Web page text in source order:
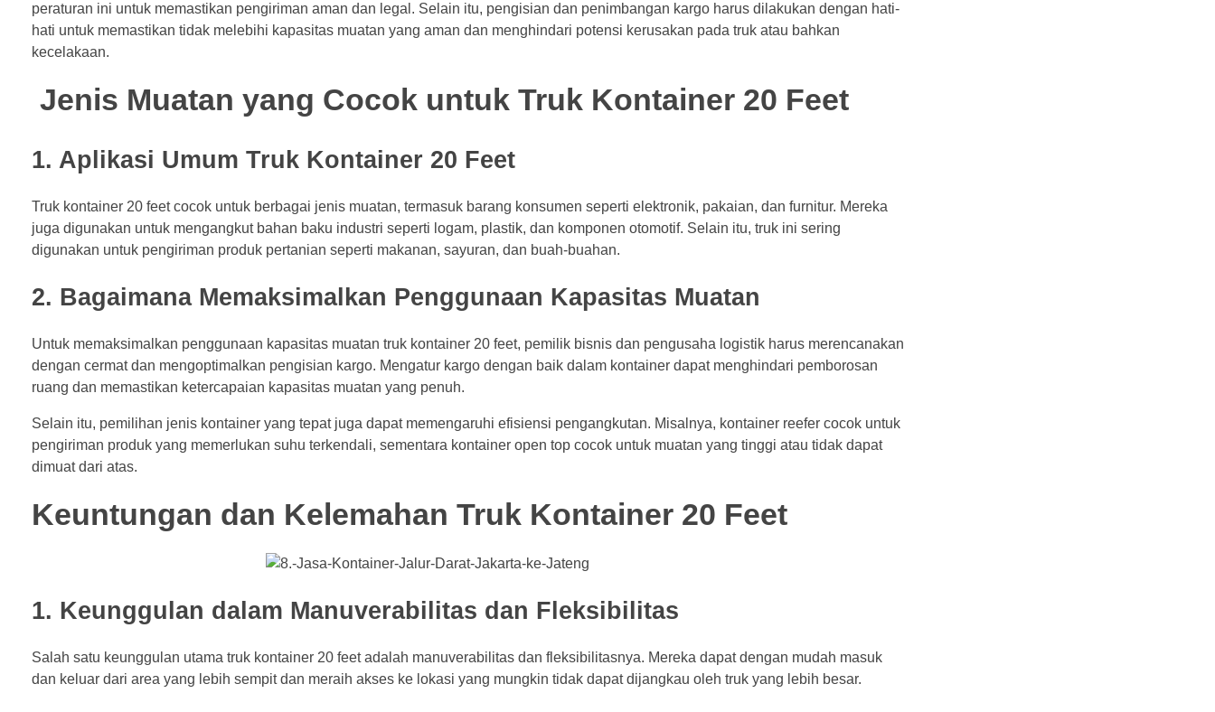
peraturan ini untuk memastikan pengiriman aman dan legal. Selain itu, pengisian dan penimbangan kargo harus dilakukan dengan hati-
hati untuk memastikan tidak melebihi kapasitas muatan yang aman dan menghindari potensi kerusakan pada truk atau bahkan
kecelakaan.
Jenis Muatan yang Cocok untuk Truk Kontainer 20 Feet
1. Aplikasi Umum Truk Kontainer 20 Feet
Truk kontainer 20 feet cocok untuk berbagai jenis muatan, termasuk barang konsumen seperti elektronik, pakaian, dan furnitur. Mereka
juga digunakan untuk mengangkut bahan baku industri seperti logam, plastik, dan komponen otomotif. Selain itu, truk ini sering
digunakan untuk pengiriman produk pertanian seperti makanan, sayuran, dan buah-buahan.
2. Bagaimana Memaksimalkan Penggunaan Kapasitas Muatan
Untuk memaksimalkan penggunaan kapasitas muatan truk kontainer 20 feet, pemilik bisnis dan pengusaha logistik harus merencanakan
dengan cermat dan mengoptimalkan pengisian kargo. Mengatur kargo dengan baik dalam kontainer dapat menghindari pemborosan
ruang dan memastikan ketercapaian kapasitas muatan yang penuh.
Selain itu, pemilihan jenis kontainer yang tepat juga dapat memengaruhi efisiensi pengangkutan. Misalnya, kontainer reefer cocok untuk
pengiriman produk yang memerlukan suhu terkendali, sementara kontainer open top cocok untuk muatan yang tinggi atau tidak dapat
dimuat dari atas.
Keuntungan dan Kelemahan Truk Kontainer 20 Feet
1. Keunggulan dalam Manuverabilitas dan Fleksibilitas
Salah satu keunggulan utama truk kontainer 20 feet adalah manuverabilitas dan fleksibilitasnya. Mereka dapat dengan mudah masuk
dan keluar dari area yang lebih sempit dan meraih akses ke lokasi yang mungkin tidak dapat dijangkau oleh truk yang lebih besar.